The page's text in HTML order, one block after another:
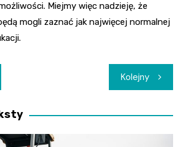
Miejmy więc nadzieję, że
mogli zaznać jak najwięcej normalnej
Kolejny